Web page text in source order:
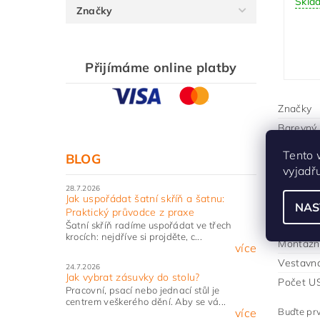
Značky
Přijímáme online platby
BLOG
28.7.2026
Jak uspořádat šatní skříň a šatnu:
Praktický průvodce z praxe
Šatní skříň radíme uspořádat ve třech
krocích: nejdříve si projděte, c...
více
24.7.2026
Jak vybrat zásuvky do stolu?
Pracovní, psací nebo jednací stůl je
centrem veškerého dění. Aby se vá...
více
Značky
Způsob
Počet
Počet
Buďte
Tento